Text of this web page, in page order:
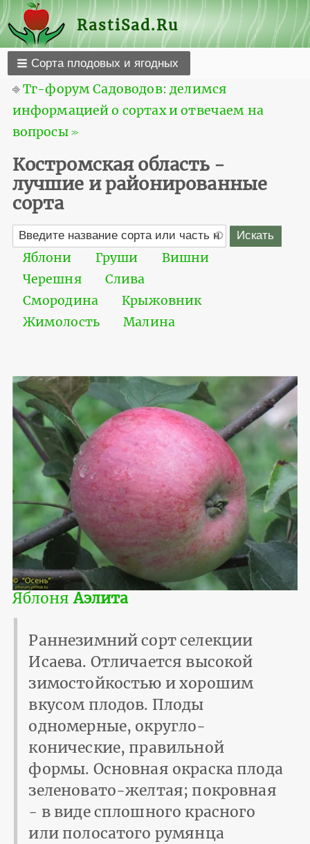
RastiSad.Ru
Сорта плодовых и ягодных
⎆Тг-форум Садоводов: делимся
информацией о сортах и отвечаем на
вопросы ≫
Костромская область -
лучшие и районированные
сорта
Яблони Груши
Вишни
Черешня
Слива
Смородина
Крыжовник
Жимолость
Малина
ЯблоняАэлита
Раннезимний сорт селекции
Исаева. Отличается высокой
зимостойкостью и хорошим
вкусом плодов. Плоды
одномерные, округло-
конические, правильной
формы. Основная окраска плода
зеленовато-желтая; покровная
- в виде сплошного красного
или полосатого румянца